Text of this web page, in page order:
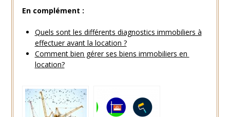
En complément :
Quels sont les différents diagnostics immobiliers à
effectuer avant la location ?
Comment bien gérer ses biens immobiliers en
location?